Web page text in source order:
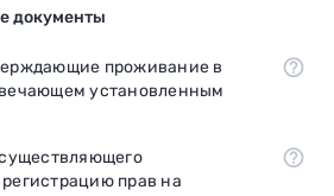
документы
проживание в
установленным
прав на